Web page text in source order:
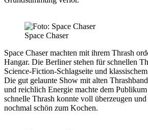
Space Chaser
Space Chasermachten mit ihrem Thrash
Hangar. Die Berliner stehen für schnellen
Science-Fiction-Schlagseite und
Die gut gelaunte Show mit alten
und reichlich Energie machte dem
schnelle Thrash konnte voll überzeugen
nochmal schön zum Kochen.